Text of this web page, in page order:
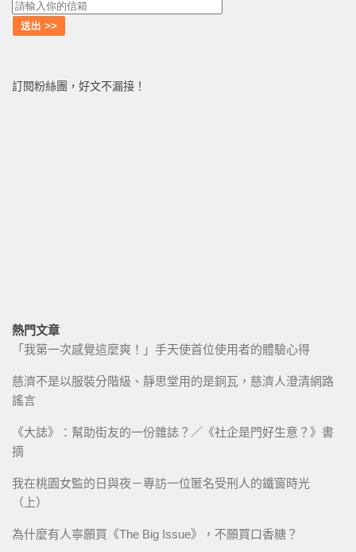
訂閱粉絲團，好文不漏接！
熱門文章
「我第一次感覺這麼爽！」手天使首位使用者的體驗心得
慈濟不是以服裝分階級、靜思堂用的是銅瓦，慈濟人澄清網路
謠言
《大誌》：幫助街友的一份雜誌？／《社企是門好生意？》書
摘
我在桃園女監的日與夜－專訪一位匿名受刑人的鐵窗時光
（上）
為什麼有人寧願買《The Big Issue》，不願買口香糖？